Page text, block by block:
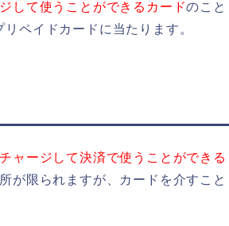
して使うことができるカードのこと
リペイドカードに当たります。
ャージして決済で使うことができる
が限られますが、カードを介すこと